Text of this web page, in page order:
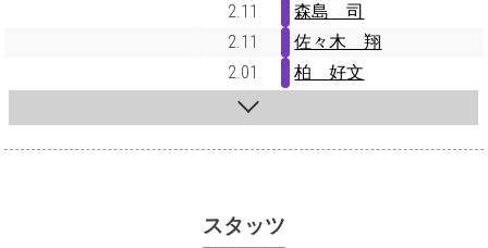
2.11
森島 司
2.11
佐々木 翔
2.01
柏 好文
スタッツ